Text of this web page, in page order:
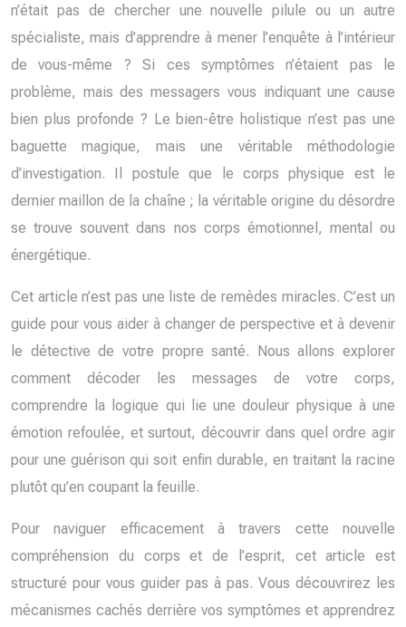
n’était pas de chercher une nouvelle pilule ou un autre
spécialiste, mais d’apprendre à mener l’enquête à l’intérieur
de vous-même ? Si ces symptômes n’étaient pas le
problème, mais des messagers vous indiquant une cause
bien plus profonde ? Le bien-être holistique n’est pas une
baguette magique, mais une véritable méthodologie
d’investigation. Il postule que le corps physique est le
dernier maillon de la chaîne ; la véritable origine du désordre
se trouve souvent dans nos corps émotionnel, mental ou
énergétique.
Cet article n’est pas une liste de remèdes miracles. C’est un
guide pour vous aider à changer de perspective et à devenir
le détective de votre propre santé. Nous allons explorer
comment décoder les messages de votre corps,
comprendre la logique qui lie une douleur physique à une
émotion refoulée, et surtout, découvrir dans quel ordre agir
pour une guérison qui soit enfin durable, en traitant la racine
plutôt qu’en coupant la feuille.
Pour naviguer efficacement à travers cette nouvelle
compréhension du corps et de l’esprit, cet article est
structuré pour vous guider pas à pas. Vous découvrirez les
mécanismes cachés derrière vos symptômes et apprendrez